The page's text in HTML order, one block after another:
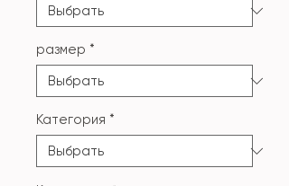
размер *
Категория *